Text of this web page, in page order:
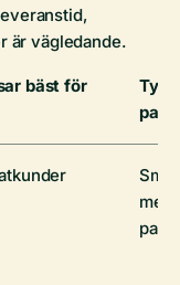
är vägledande.
bäst för
Små